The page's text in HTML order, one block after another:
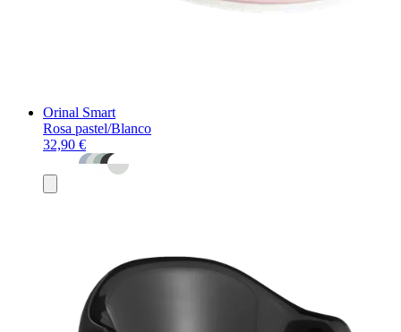
Orinal Smart
Rosa pastel/Blanco
32,90 €
al